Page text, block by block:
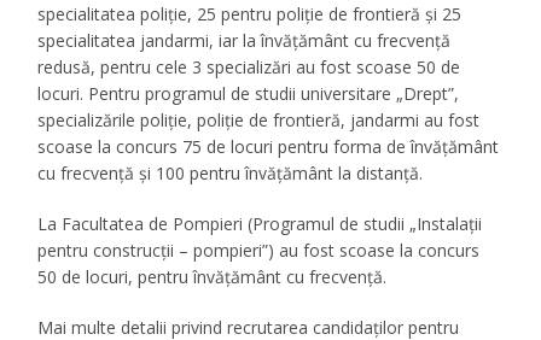
specialitatea poliție, 25 pentru poliție de frontieră și 25
specialitatea jandarmi, iar la învățământ cu frecvență
redusă, pentru cele 3 specializări au fost scoase 50 de
locuri. Pentru programul de studii universitare „Drept”,
specializările poliție, poliție de frontieră, jandarmi au fost
scoase la concurs 75 de locuri pentru forma de învățământ
cu frecvență și 100 pentru învățământ la distanță.
La Facultatea de Pompieri (Programul de studii „Instalații
pentru construcții – pompieri”) au fost scoase la concurs
50 de locuri, pentru învățământ cu frecvență.
Mai multe detalii privind recrutarea candidaților pentru